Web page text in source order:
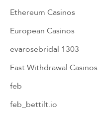
Ethereum Casinos
European Casinos
evarosebridal 1303
Fast Withdrawal Casinos
feb
feb_bettilt.io